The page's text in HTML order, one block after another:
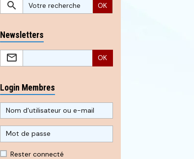
OK
Newsletters
OK
Login Membres
Rester connecté